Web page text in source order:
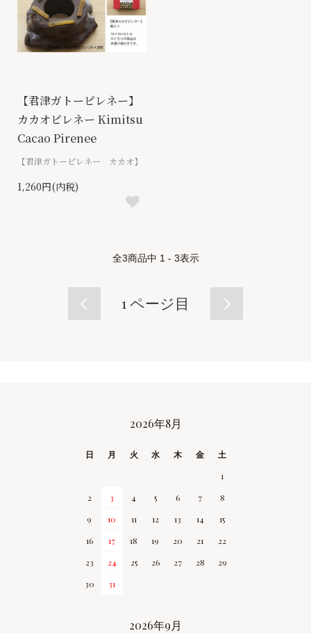
【君津ガトーピレネー】
カカオピレネー Kimitsu
Cacao Pirenee
【君津ガトーピレネー カカオ】
1,260円(内税)
全3商品中 1 - 3表示
1 ページ目
2026年8月
日 月 火 水 木 金
土
1
2
3 4 5 6 7
8
9
10 11 12 13 14
15
16
17 18 19 20 21
22
23
24 25 26 27 28
29
30
31
2026年9月